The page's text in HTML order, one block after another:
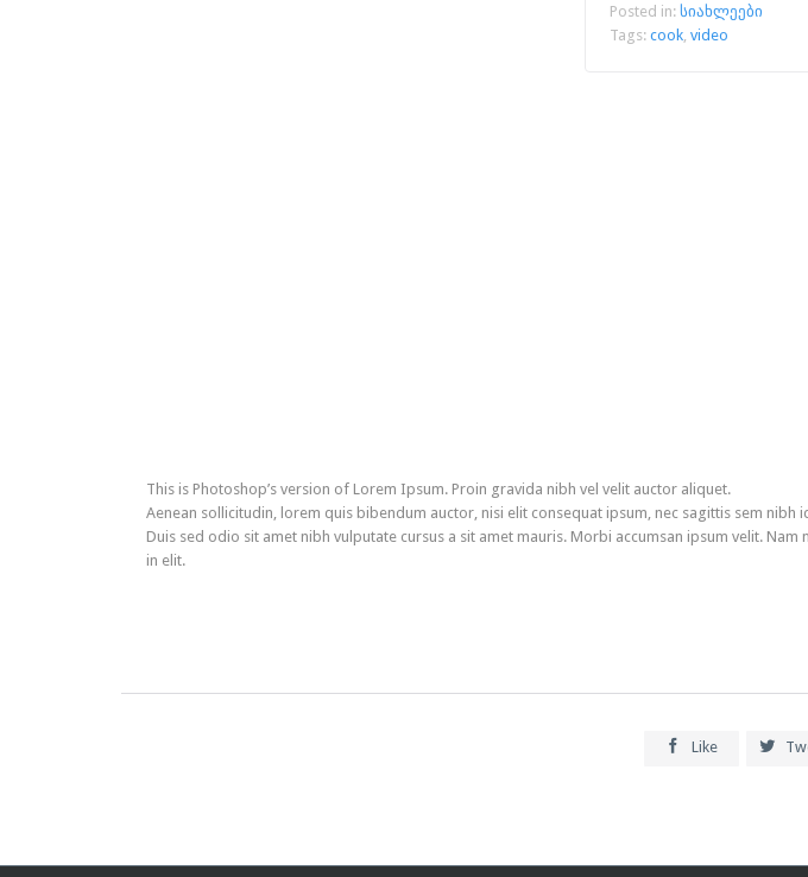
Posted in: სიახლეები
Tags: cook video
This is Photoshop’s version of Lorem Ipsum. Proin gravida nibh vel velit auctor aliquet.
Aenean sollicitudin, lorem quis bibendum auctor, nisi elit consequat ipsum, nec sagittis sem nibh
Duis sed odio sit amet nibh vulputate cursus a sit amet mauris. Morbi accumsan ipsum velit.
in elit.
 Like 